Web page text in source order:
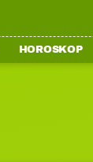
HOROSKOP